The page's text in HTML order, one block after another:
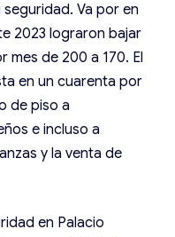
Va por en
2023 lograron bajar
mes de 200 a 170. El
en un cuarenta por
de piso a
e incluso a
y la venta de
en Palacio